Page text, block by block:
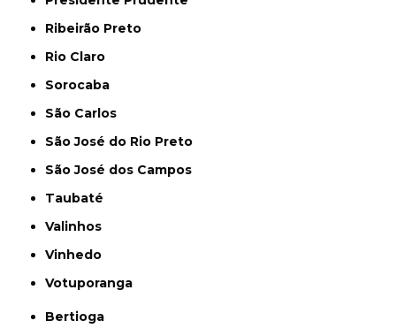
Ribeirão Preto
Rio Claro
Sorocaba
São Carlos
São José do Rio Preto
São José dos Campos
Taubaté
Valinhos
Vinhedo
Votuporanga
Bertioga